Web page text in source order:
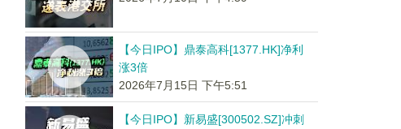
【今日IPO】鼎泰高科[1377.HK]净利
涨3倍
2026年7月15日 下午5:51
【今日IPO】新易盛[300502.SZ]冲刺